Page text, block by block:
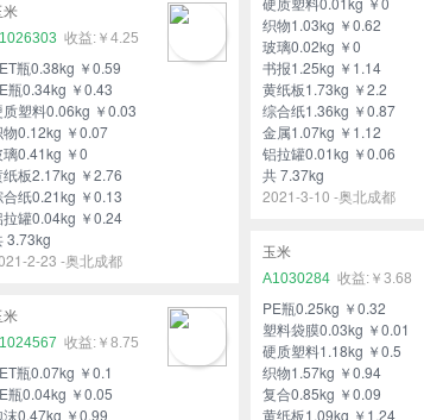
织物1.03kg ￥0.62
玻璃0.02kg ￥0
书报1.25kg ￥1.14
黄纸板1.73kg ￥2.2
综合纸1.36kg ￥0.87
金属1.07kg ￥1.12
铝拉罐0.01kg ￥0.06
共 7.37kg
2021-3-10 -奥北成都
米
￥4.25
瓶0.38kg ￥0.59
瓶0.34kg ￥0.43
质塑料0.06kg ￥0.03
物0.12kg ￥0.07
璃0.41kg ￥0
纸板2.17kg ￥2.76
合纸0.21kg ￥0.13
拉罐0.04kg ￥0.24
3.73kg
2-23 -奥北成都
玉米
A1030284
￥3.68
PE瓶0.25kg ￥0.32
塑料袋膜0.03kg ￥0.01
硬质塑料1.18kg ￥0.5
织物1.57kg ￥0.94
复合0.85kg ￥0.09
黄纸板1.09kg ￥1.24
米
￥8.75
瓶0.07kg ￥0.1
瓶0.04kg ￥0.05
沫0.47kg ￥0.99